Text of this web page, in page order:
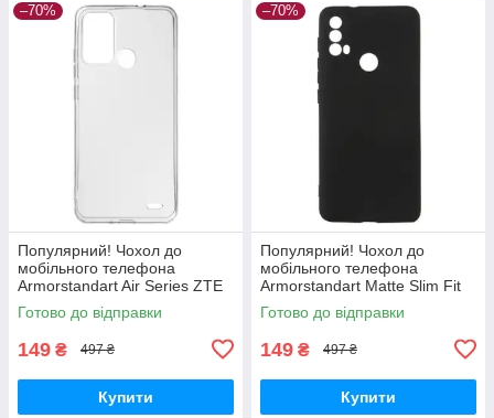
–70%
Популярний! Чохол до
мобільного телефона
Armorstandart Air Series ZTE
Blade A52 Transparent
(ARM63123) - Краща якість
Готово до відправки
149 ₴ 497 ₴
Купити
–70%
Популярний! Чохол до
мобільного телефона
Armorstandart Matte Slim Fit
Motorola E40 Camera cover
Black (ARM63050) - Краща
Готово до відправки
149 ₴ 497 ₴
Купити